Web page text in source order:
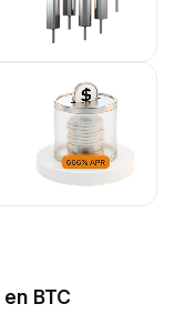
BTC